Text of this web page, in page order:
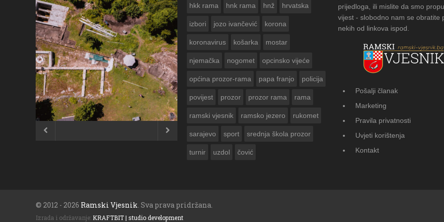
ČESTITKA RAMSKOG VJESNIKA ZA
USKRS 2023. GODINE
FOTOGALERIJA: Čuvanje običaja u
 
hkk rama hnk rama hnž hrvatska
izbori jozo ivančević korona
koronavirus košarka mostar
njemačka nogomet opcinsko vijeće
općina prozor-rama papa franjo policija
povijest prozor prozor rama rama
ramski vjesnik ramsko jezero rukomet
sarajevo sport srednja škola prozor
turnir uzdol čović
prijedloga, ili mislite da smo
vijest - slobodno nam se obratite
nekih od linkova ispod.
Pošalji članak
Marketing
Pravila privatnosti
Uvjeti korištenja
Kontakt
© 2012 - 2026 Ramski Vjesnik. Sva prava pridržana.
Izrada i održavanje: KRAFTBIT | studio development